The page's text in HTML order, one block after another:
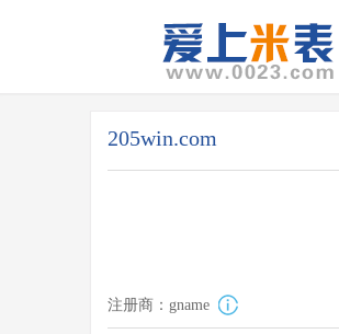
205win.com
注册商：gname